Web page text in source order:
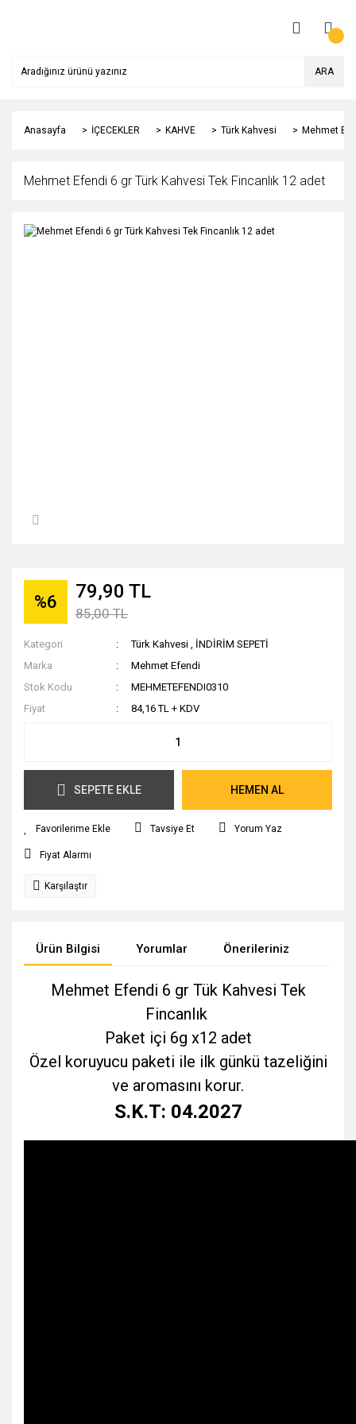
ARA
Anasayfa İÇECEKLER KAHVE Türk Kahvesi Mehmet
Mehmet Efendi 6 gr Türk Kahvesi Tek Fincanlık 12 adet
%6 79,90 TL
85,00 TL
Kategori Türk Kahvesi , İNDİRİM SEPETİ
Marka
Mehmet Efendi
Stok Kodu
MEHMETEFENDI0310
Fiyat
84,16 TL + KDV
SEPETE EKLE HEMEN AL
Tavsiye Et Yorum Yaz
Fiyat Alarmı
Karşılaştır
Ürün Bilgisi Yorumlar Önerileriniz
Mehmet Efendi 6 gr Tük Kahvesi Tek
Fincanlık
Paket içi 6g x12 adet
Özel koruyucu paketi ile ilk günkü tazeliğini
ve aromasını korur.
S.K.T: 04.2027